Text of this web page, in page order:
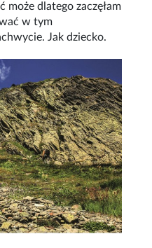
może dlatego zaczęłam
w tym
Jak dziecko.